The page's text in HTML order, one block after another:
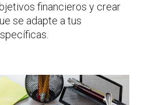
financieros y crear
se adapte a tus